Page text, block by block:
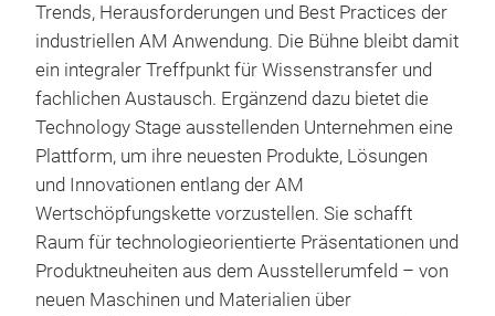
Trends, Herausforderungen und Best Practices der
industriellen AM Anwendung. Die Bühne bleibt damit
ein integraler Treffpunkt für Wissenstransfer und
fachlichen Austausch. Ergänzend dazu bietet die
Technology Stage ausstellenden Unternehmen eine
Plattform, um ihre neuesten Produkte, Lösungen
und Innovationen entlang der AM
Wertschöpfungskette vorzustellen. Sie schafft
Raum für technologieorientierte Präsentationen und
Produktneuheiten aus dem Ausstellerumfeld – von
neuen Maschinen und Materialien über